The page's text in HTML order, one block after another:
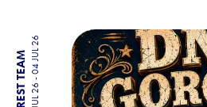
03 JUL 26 - 04 JUL 26